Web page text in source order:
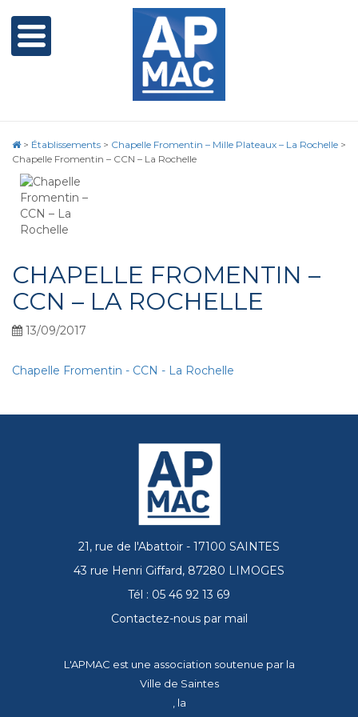
> Établissements > Chapelle Fromentin – Mille Plateaux – La Rochelle >
Chapelle Fromentin – CCN – La Rochelle
CHAPELLE FROMENTIN –
CCN – LA ROCHELLE
13/09/2017
Chapelle Fromentin - CCN - La Rochelle
21, rue de l'Abattoir - 17100 SAINTES
43 rue Henri Giffard, 87280 LIMOGES
Tél : 05 46 92 13 69
Contactez-nous par mail
L'APMAC est une association soutenue par la
Ville de Saintes
, la